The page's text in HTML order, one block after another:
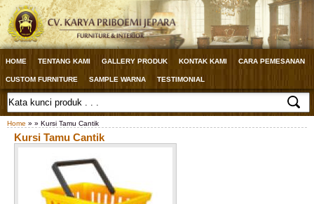
HOME TENTANG KAMI GALLERY PRODUK KONTAK KAMI CARA PEMESANAN
CUSTOM FURNITURE SAMPLE WARNA TESTIMONIAL
Home » » Kursi Tamu Cantik
Kursi Tamu Cantik